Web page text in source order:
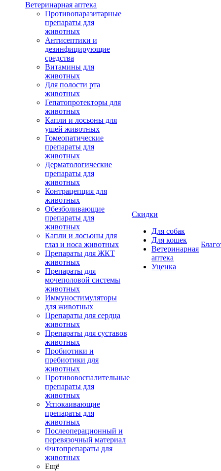
Ветеринарная аптека
Противопаразитарные
препараты для
животных
Антисептики и
дезинфицирующие
средства
Витамины для
животных
Для полости рта
животных
Гепатопротекторы для
животных
Капли и лосьоны для
ушей животных
Гомеопатические
препараты для
животных
Дерматологические
препараты для
животных
Контрацепция для
животных
Обезболивающие
препараты для
животных
Капли и лосьоны для
глаз и носа животных
Препараты для ЖКТ
животных
Препараты для
мочеполовой системы
животных
Иммуностимуляторы
для животных
Препараты для сердца
животных
Препараты для суставов
животных
Пробиотики и
пребиотики для
животных
Противовоспалительные
препараты для
животных
Успокаивающие
препараты для
животных
Послеоперационный и
перевязочный материал
Фитопрепараты для
животных
Ещё
Скидки
Для собак
Для кошек
Ветеринарная
аптека
Уценка